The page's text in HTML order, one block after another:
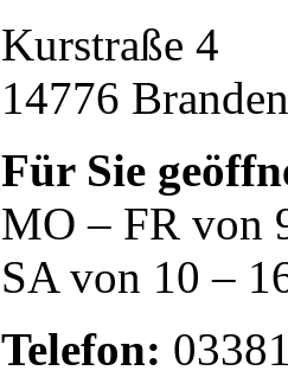
Kurstraße 4
14776
Für Sie
MO – FR von
SA von 10 –
Telefon: